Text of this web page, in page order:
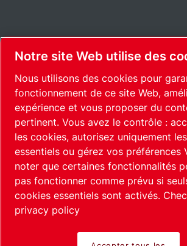
CONTACT
Plan du siteGérer les cookies© 2026
France / FR
Notre site Web utilise des
Nous utilisons des cookies pour
fonctionnement de ce site Web,
expérience et vous proposer du
pertinent. Vous avez le contrôle :
les cookies, autorisez uniquement
essentiels ou gérez vos préférences
noter que certaines fonctionnalités
pas fonctionner comme prévu si
cookies essentiels sont activés.
privacy policy